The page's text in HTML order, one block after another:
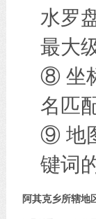
水罗
最大
⑧ 坐
名匹
⑨ 地
键词
阿其克乡所辖地